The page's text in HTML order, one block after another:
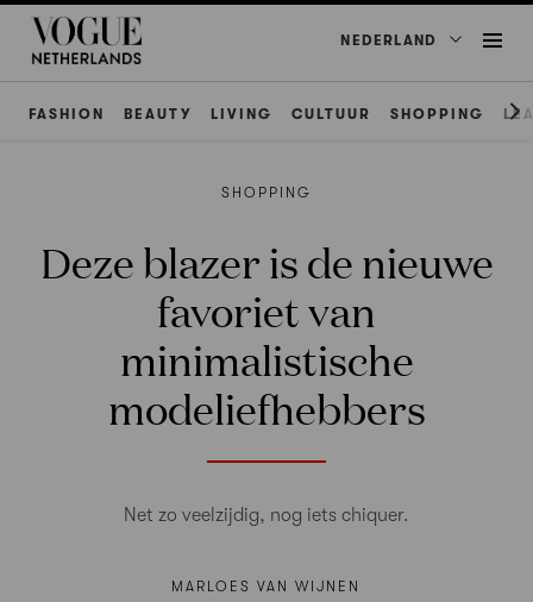
NEDERLAND
FASHION BEAUTY LIVING CULTUUR SHOPPING
SHOPPING
Deze blazer is de nieuwe
favoriet van
minimalistische
modeliefhebbers
Net zo veelzijdig, nog iets chiquer.
MARLOES VAN WIJNEN